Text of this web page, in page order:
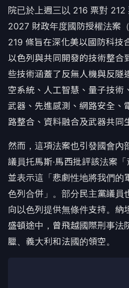
院已於上週三以 216 票對
2027 財政年度國防授權法案
219 條旨在深化美以國防科技
以色列與共同開發的技術整合
些技術涵蓋了反無人機與反隧
空系統、人工智慧、量子技術
武器、先進感測、網路安全、
路整合、資料融合及武器共同
然而，這項法案也引發國會內
議員托馬斯·馬西批評該法案「
並表示這「悲劇性地將我們的
色列合併」。部分民主黨議員
向以色列提供無條件支持。納
盛頓途中，曾飛越國際刑事法
臘、義大利和法國的領空。